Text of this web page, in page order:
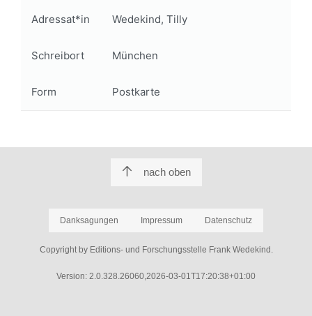
Adressat*in Wedekind, Tilly
Schreibort München
Form Postkarte
nach oben
Danksagungen Impressum Datenschutz
Copyright by Editions- und Forschungsstelle Frank Wedekind.
Version: 2.0.328.26060,2026-03-01T17:20:38+01:00